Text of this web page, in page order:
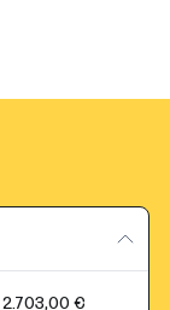
2.703,00 €